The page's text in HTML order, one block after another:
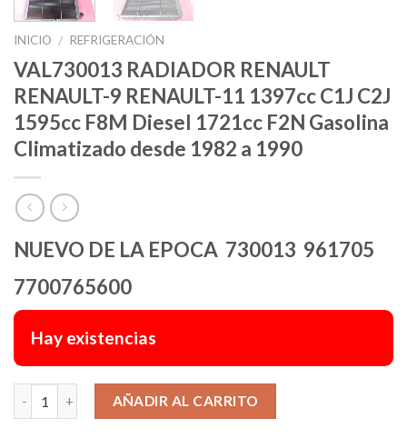
INICIO / REFRIGERACIÓN
VAL730013 RADIADOR RENAULT
RENAULT-9 RENAULT-11 1397cc C1J C2J
1595cc F8M Diesel 1721cc F2N Gasolina
Climatizado desde 1982 a 1990
NUEVO DE LA EPOCA 730013 961705
7700765600
Hay existencias
AÑADIR AL CARRITO